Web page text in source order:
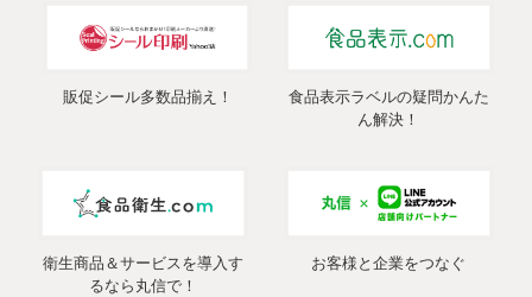
販促シール多数品揃え！
食品表示ラベルの疑問かんた
ん解決！
衛生商品＆サービスを導入す
るなら丸信で！
お客様と企業をつなぐ